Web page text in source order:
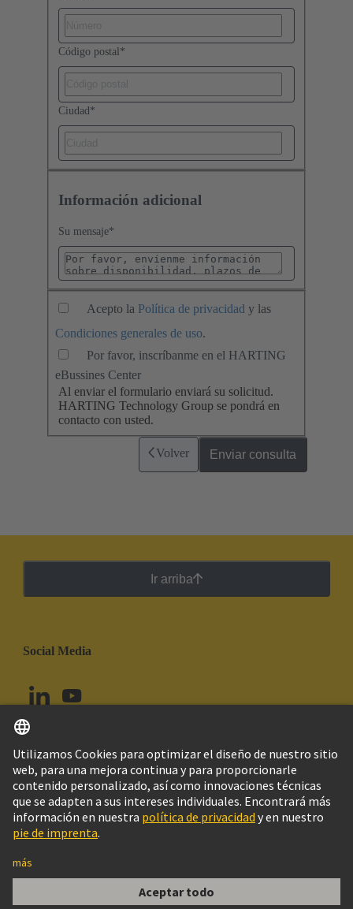
Código postal *
Ciudad *
Información adicional
Su mensaje*
Acepto la Política de privacidad y las
Condiciones generales de uso.
Por favor, inscríbanme en el HARTING
eBussines Center
Al enviar el formulario enviará su solicitud.
HARTING Technology Group se pondrá en
contacto con usted.
Volver Enviar consulta
Ir arriba
Social Media
Ecuador Español
© Grupo Tecnológico HARTING
Imprint
Aviso Legal WebInformación al cliente